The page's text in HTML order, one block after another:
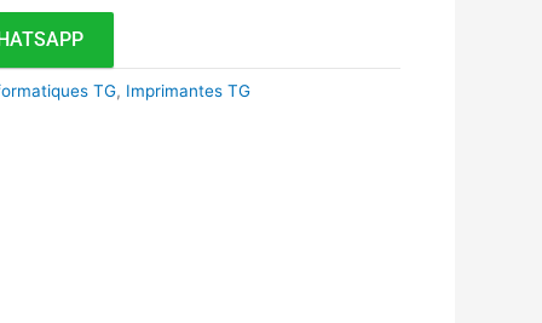
TG, Imprimantes TG